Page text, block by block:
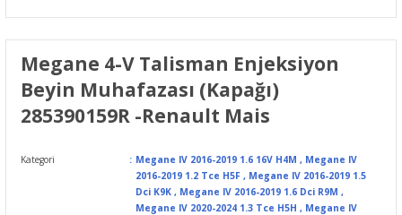
Megane 4-V Talisman Enjeksiyon
Beyin Muhafazası (Kapağı)
285390159R -Renault Mais
Kategori Megane IV 2016-2019 1.6 16V H4M , Megane IV
2016-2019 1.2 Tce H5F , Megane IV 2016-2019 1.5
Dci K9K , Megane IV 2016-2019 1.6 Dci R9M ,
Megane IV 2020-2024 1.3 Tce H5H , Megane IV